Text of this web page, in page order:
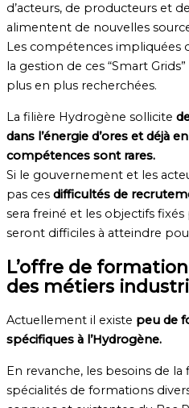
d’acteurs, de producteurs et
alimentent de nouvelles
Les compétences impliquées
la gestion de ces “Smart
plus en plus recherchées.
La filière Hydrogène sollicite
dans l’énergie d’ores et déjà
compétences sont rares.
Si le gouvernement et les
pas ces difficultés de
sera freiné et les objectifs
seront difficiles à atteindre
L’offre de
des métiers
Actuellement il existe peu de
spécifiques à l’Hydrogène.
En revanche, les besoins de
spécialités de formations